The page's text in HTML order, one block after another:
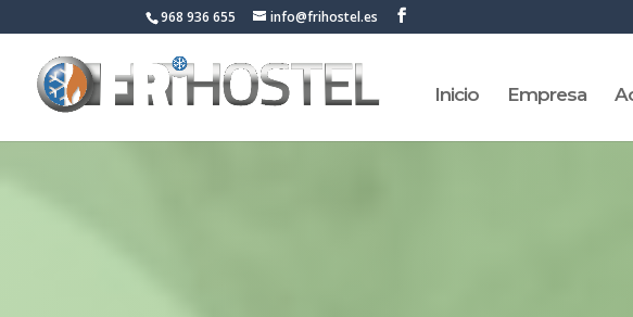
968 936 655 info@frihostel.es
Inicio Empresa